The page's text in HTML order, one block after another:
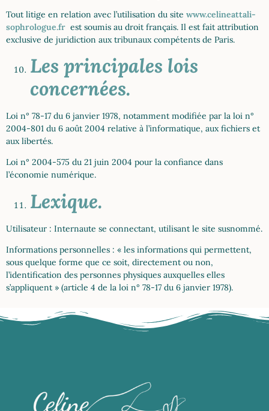
Tout litige en relation avec l’utilisation du site www.celineattali-
sophrologue.fr est soumis au droit français. Il est fait attribution
exclusive de juridiction aux tribunaux compétents de Paris.
Les principales lois
concernées.
Loi n° 78-17 du 6 janvier 1978, notamment modifiée par la loi n°
2004-801 du 6 août 2004 relative à l’informatique, aux fichiers et
aux libertés.
Loi n° 2004-575 du 21 juin 2004 pour la confiance dans
l’économie numérique.
Lexique.
Utilisateur : Internaute se connectant, utilisant le site susnommé.
Informations personnelles : « les informations qui permettent,
sous quelque forme que ce soit, directement ou non,
l’identification des personnes physiques auxquelles elles
s’appliquent » (article 4 de la loi n° 78-17 du 6 janvier 1978).